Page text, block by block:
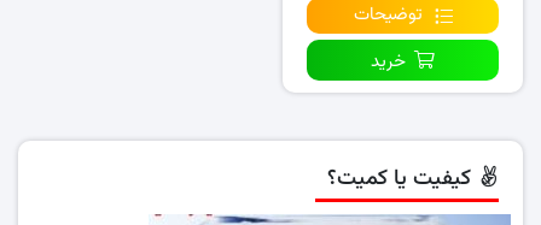
توضیحات
خرید
کیفیت یا کمیت؟